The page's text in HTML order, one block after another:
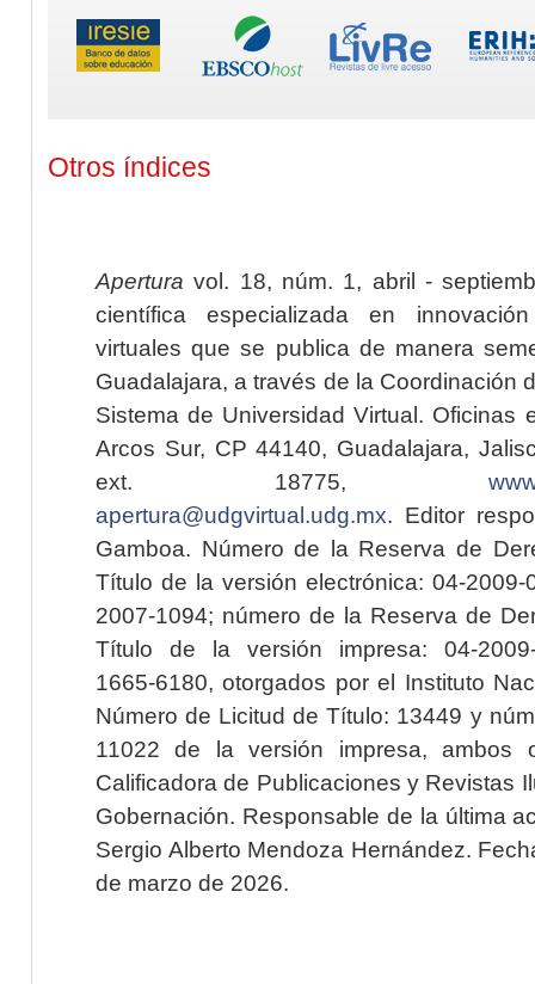
Otros índices
Apertura vol. 18, núm. 1, abril -
científica especializada en
virtuales que se publica de manera
Guadalajara, a través de la Coordinación
Sistema de Universidad Virtual. Oficinas
Arcos Sur, CP 44140, Guadalajara,
ext. 18775,
apertura@udgvirtual.udg.mx. Editor
Gamboa. Número de la Reserva de
Título de la versión electrónica: 04-2009-
2007-1094; número de la Reserva de
Título de la versión impresa: 04-2009-
1665-6180, otorgados por el Instituto
Número de Licitud de Título: 13449 y
11022 de la versión impresa, ambos
Calificadora de Publicaciones y Revistas
Gobernación. Responsable de la última
Sergio Alberto Mendoza Hernández.
de marzo de 2026.